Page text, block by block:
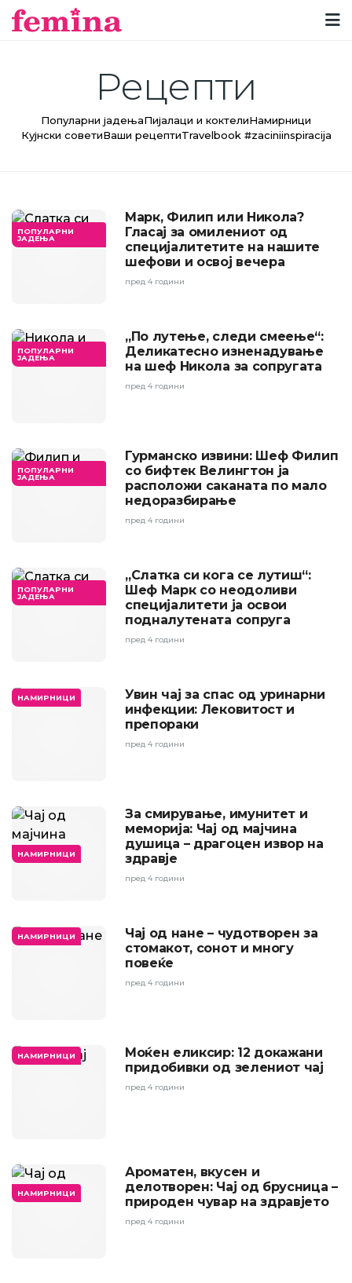
Рецепти
Популарни јадењаПијалаци и коктелиНамирници
Кујнски советиВаши рецептиTravelbook #zaciniinspiracija
ПОПУЛАРНИ
ЈАДЕЊА
Марк, Филип или Никола?
Гласај за омилениот од
специјалитетите на нашите
шефови и освој вечера
пред 4 години
ПОПУЛАРНИ
ЈАДЕЊА
„По лутење, следи смеење“:
Деликатесно изненадување
на шеф Никола за сопругата
пред 4 години
ПОПУЛАРНИ
ЈАДЕЊА
Гурманско извини: Шеф Филип
со бифтек Велингтон ја
расположи саканата по мало
недоразбирање
пред 4 години
ПОПУЛАРНИ
ЈАДЕЊА
„Слатка си кога се лутиш“:
Шеф Марк со неодоливи
специјалитети ја освои
подналутената сопруга
пред 4 години
НАМИРНИЦИ
Увин чај за спас од уринарни
инфекции: Лековитост и
препораки
пред 4 години
НАМИРНИЦИ
За смирување, имунитет и
меморија: Чај од мајчина
душица – драгоцен извор на
здравје
пред 4 години
НАМИРНИЦИ
Чај од нане – чудотворен за
стомакот, сонот и многу
повеќе
пред 4 години
НАМИРНИЦИ
Моќен еликсир: 12 докажани
придобивки од зелениот чај
пред 4 години
НАМИРНИЦИ
Ароматен, вкусен и
делотворен: Чај од брусница –
природен чувар на здравјето
пред 4 години